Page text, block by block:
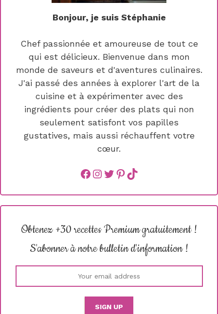
Bonjour, je suis Stéphanie
Chef passionnée et amoureuse de tout ce
qui est délicieux. Bienvenue dans mon
monde de saveurs et d'aventures culinaires.
J'ai passé des années à explorer l'art de la
cuisine et à expérimenter avec des
ingrédients pour créer des plats qui non
seulement satisfont vos papilles
gustatives, mais aussi réchauffent votre
cœur.
Facebook
instagram
Twitter
Pinterest
TikTok
Obtenez +30 recettes Premium gratuitement !
S'abonner à notre bulletin d'information !